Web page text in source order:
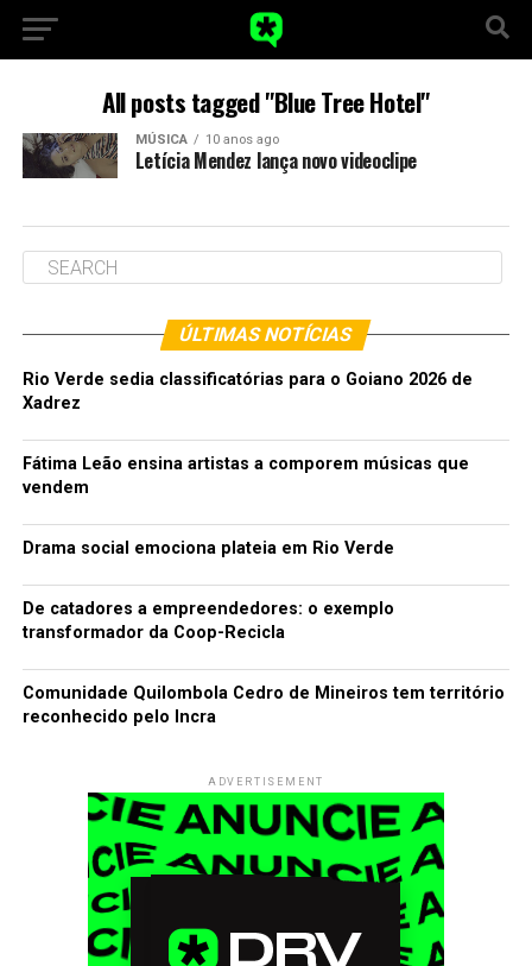
All posts tagged "Blue Tree Hotel"
MÚSICA 10 anos ago
Letícia Mendez lança novo videoclipe
ÚLTIMAS NOTÍCIAS
Rio Verde sedia classificatórias para o Goiano 2026 de
Xadrez
Fátima Leão ensina artistas a comporem músicas que
vendem
Drama social emociona plateia em Rio Verde
De catadores a empreendedores: o exemplo
transformador da Coop-Recicla
Comunidade Quilombola Cedro de Mineiros tem território
reconhecido pelo Incra
ADVERTISEMENT